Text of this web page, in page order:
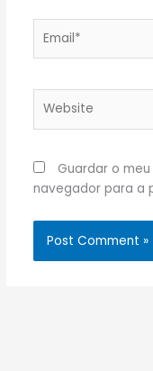
Guardar o
navegador para a